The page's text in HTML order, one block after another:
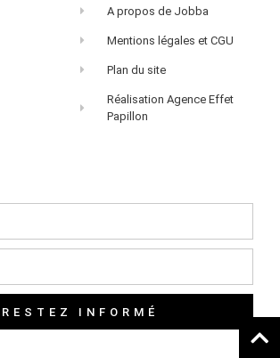
A propos de Jobba
Mentions légales et CGU
Plan du site
Réalisation Agence Effet
Papillon
RESTEZ INFORMÉ